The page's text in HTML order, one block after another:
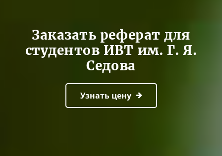
Заказать реферат для
студентов ИВТ им. Г. Я.
Седова
Узнать цену